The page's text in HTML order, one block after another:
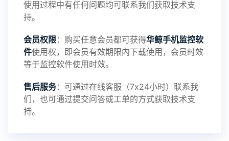
5：优化关闭监控后离线设置云储存对方微信聊天记
录文件改为自定义文件名称
提示：
提示1：为避免异常风险情况，传输对方手机数据文
件至本地请先切换代理网络
使用过程中有任何问题均可联系我们获取技术支
持。
会员权限：购买任意会员都可获得华鲸手机监控软
件使用权，即会员有效期限内下载使用，会员时效
等于监控软件使用时效。
售后服务：可通过在线客服（7x24小时）联系我
们，也可通过提交问答或工单的方式获取技术支
持。